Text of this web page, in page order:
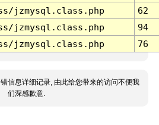
jzmysql.class.php
62
jzmysql.class.php
94
jzmysql.class.php 76
信息详细记录, 由此给您带来的访问不便我
们深感歉意.